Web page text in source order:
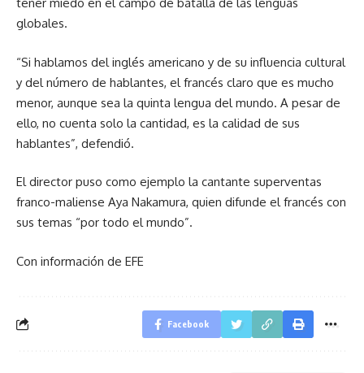
globales.
“Si hablamos del inglés americano y de su influencia cultural
y del número de hablantes, el francés claro que es mucho
menor, aunque sea la quinta lengua del mundo. A pesar de
ello, no cuenta solo la cantidad, es la calidad de sus
hablantes”, defendió.
El director puso como ejemplo la cantante superventas
franco-maliense Aya Nakamura, quien difunde el francés con
sus temas “por todo el mundo”.
Con información de EFE
Facebook